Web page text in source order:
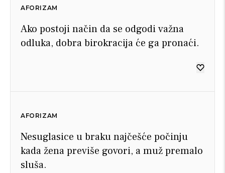
AFORIZAM
Ako postoji način da se odgodi važna
odluka, dobra birokracija će ga pronaći.
AFORIZAM
Nesuglasice u braku najčešće počinju
kada žena previše govori, a muž premalo
sluša.